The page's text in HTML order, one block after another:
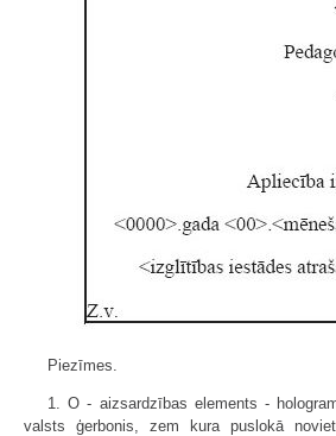
Piezīmes.
1. O - aizsardzības elements -
valsts ģerbonis, zem kura puslokā